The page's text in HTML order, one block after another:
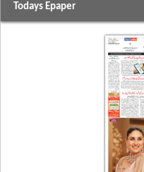
Todays Epaper